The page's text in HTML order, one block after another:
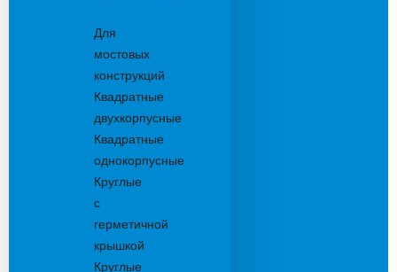
Для
мостовых
конструкций
Квадратные
двухкорпусные
Квадратные
однокорпусные
Круглые
с
герметичной
крышкой
Круглые